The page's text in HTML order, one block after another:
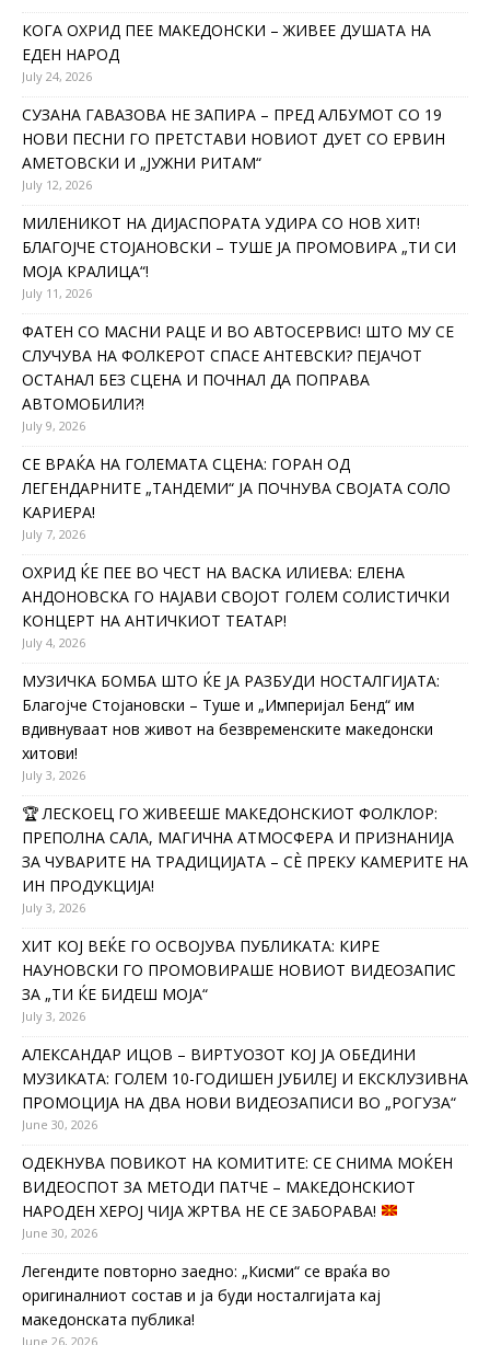
КОГА ОХРИД ПЕЕ МАКЕДОНСКИ – ЖИВЕЕ ДУШАТА НА
ЕДЕН НАРОД
July 24, 2026
СУЗАНА ГАВАЗОВА НЕ ЗАПИРА – ПРЕД АЛБУМОТ СО 19
НОВИ ПЕСНИ ГО ПРЕТСТАВИ НОВИОТ ДУЕТ СО ЕРВИН
АМЕТОВСКИ И „ЈУЖНИ РИТАМ“
July 12, 2026
МИЛЕНИКОТ НА ДИЈАСПОРАТА УДИРА СО НОВ ХИТ!
БЛАГОЈЧЕ СТОЈАНОВСКИ – ТУШЕ ЈА ПРОМОВИРА „ТИ СИ
МОЈА КРАЛИЦА“!
July 11, 2026
ФАТЕН СО МАСНИ РАЦЕ И ВО АВТОСЕРВИС! ШТО МУ СЕ
СЛУЧУВА НА ФОЛКЕРОТ СПАСЕ АНТЕВСКИ? ПЕЈАЧОТ
ОСТАНАЛ БЕЗ СЦЕНА И ПОЧНАЛ ДА ПОПРАВА
АВТОМОБИЛИ?!
July 9, 2026
СЕ ВРАЌА НА ГОЛЕМАТА СЦЕНА: ГОРАН ОД
ЛЕГЕНДАРНИТЕ „ТАНДЕМИ“ ЈА ПОЧНУВА СВОЈАТА СОЛО
КАРИЕРА!
July 7, 2026
ОХРИД ЌЕ ПЕЕ ВО ЧЕСТ НА ВАСКА ИЛИЕВА: ЕЛЕНА
АНДОНОВСКА ГО НАЈАВИ СВОЈОТ ГОЛЕМ СОЛИСТИЧКИ
КОНЦЕРТ НА АНТИЧКИОТ ТЕАТАР!
July 4, 2026
МУЗИЧКА БОМБА ШТО ЌЕ ЈА РАЗБУДИ НОСТАЛГИЈАТА:
Благојче Стојановски – Туше и „Империјал Бенд“ им
вдивнуваат нов живот на безвременските македонски
хитови!
July 3, 2026
🏆 ЛЕСКОЕЦ ГО ЖИВЕЕШЕ МАКЕДОНСКИОТ ФОЛКЛОР:
ПРЕПОЛНА САЛА, МАГИЧНА АТМОСФЕРА И ПРИЗНАНИЈА
ЗА ЧУВАРИТЕ НА ТРАДИЦИЈАТА – СÈ ПРЕКУ КАМЕРИТЕ НА
ИН ПРОДУКЦИЈА!
July 3, 2026
ХИТ КОЈ ВЕЌЕ ГО ОСВОЈУВА ПУБЛИКАТА: КИРЕ
НАУНОВСКИ ГО ПРОМОВИРАШЕ НОВИОТ ВИДЕОЗАПИС
ЗА „ТИ ЌЕ БИДЕШ МОЈА“
July 3, 2026
АЛЕКСАНДАР ИЦОВ – ВИРТУОЗОТ КОЈ ЈА ОБЕДИНИ
МУЗИКАТА: ГОЛЕМ 10-ГОДИШЕН ЈУБИЛЕЈ И ЕКСКЛУЗИВНА
ПРОМОЦИЈА НА ДВА НОВИ ВИДЕОЗАПИСИ ВО „РОГУЗА“
June 30, 2026
ОДЕКНУВА ПОВИКОТ НА КОМИТИТЕ: СЕ СНИМА МОЌЕН
ВИДЕОСПОТ ЗА МЕТОДИ ПАТЧЕ – МАКЕДОНСКИОТ
НАРОДЕН ХЕРОЈ ЧИЈА ЖРТВА НЕ СЕ ЗАБОРАВА!
June 30, 2026
Легендите повторно заедно: „Кисми“ се враќа во
оригиналниот состав и ја буди носталгијата кај
македонската публика!
June 26, 2026